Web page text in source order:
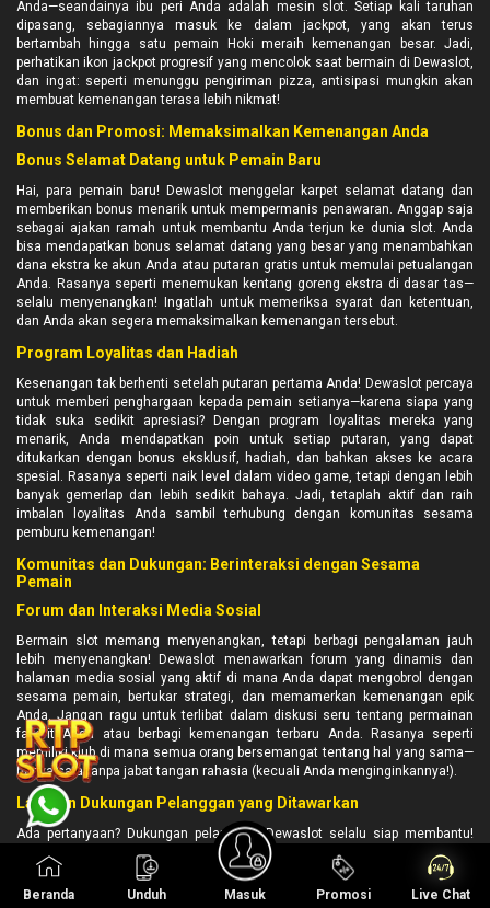
Anda—seandainya ibu peri Anda adalah mesin slot. Setiap kali taruhan
dipasang, sebagiannya masuk ke dalam jackpot, yang akan terus
bertambah hingga satu pemain Hoki meraih kemenangan besar. Jadi,
perhatikan ikon jackpot progresif yang mencolok saat bermain di Dewaslot,
dan ingat: seperti menunggu pengiriman pizza, antisipasi mungkin akan
membuat kemenangan terasa lebih nikmat!
Bonus dan Promosi: Memaksimalkan Kemenangan Anda
Bonus Selamat Datang untuk Pemain Baru
Hai, para pemain baru! Dewaslot menggelar karpet selamat datang dan
memberikan bonus menarik untuk mempermanis penawaran. Anggap saja
sebagai ajakan ramah untuk membantu Anda terjun ke dunia slot. Anda
bisa mendapatkan bonus selamat datang yang besar yang menambahkan
dana ekstra ke akun Anda atau putaran gratis untuk memulai petualangan
Anda. Rasanya seperti menemukan kentang goreng ekstra di dasar tas—
selalu menyenangkan! Ingatlah untuk memeriksa syarat dan ketentuan,
dan Anda akan segera memaksimalkan kemenangan tersebut.
Program Loyalitas dan Hadiah
Kesenangan tak berhenti setelah putaran pertama Anda! Dewaslot percaya
untuk memberi penghargaan kepada pemain setianya—karena siapa yang
tidak suka sedikit apresiasi? Dengan program loyalitas mereka yang
menarik, Anda mendapatkan poin untuk setiap putaran, yang dapat
ditukarkan dengan bonus eksklusif, hadiah, dan bahkan akses ke acara
spesial. Rasanya seperti naik level dalam video game, tetapi dengan lebih
banyak gemerlap dan lebih sedikit bahaya. Jadi, tetaplah aktif dan raih
imbalan loyalitas Anda sambil terhubung dengan komunitas sesama
pemburu kemenangan!
Komunitas dan Dukungan: Berinteraksi dengan Sesama
Pemain
Forum dan Interaksi Media Sosial
Bermain slot memang menyenangkan, tetapi berbagi pengalaman jauh
lebih menyenangkan! Dewaslot menawarkan forum yang dinamis dan
halaman media sosial yang aktif di mana Anda dapat mengobrol dengan
sesama pemain, bertukar strategi, dan memamerkan kemenangan epik
Anda. Jangan ragu untuk terlibat dalam diskusi seru tentang permainan
favorit Anda atau berbagi kemenangan terbaru Anda. Rasanya seperti
memiliki klub di mana semua orang bersemangat tentang hal yang sama—
hanya saja tanpa jabat tangan rahasia (kecuali Anda menginginkannya!).
Layanan Dukungan Pelanggan yang Ditawarkan
Ada pertanyaan? Dukungan pelanggan Dewaslot selalu siap membantu!
Baik Anda bingung tentang bonus atau butuh bantuan menavigasi situs,
tim dukungan mereka yang ramah hanya dengan sekali klik. Dengan
obrolan langsung, dukungan email, dan bahkan bagian FAQ yang lengkap,
Beranda Unduh Masuk Promosi Live Chat